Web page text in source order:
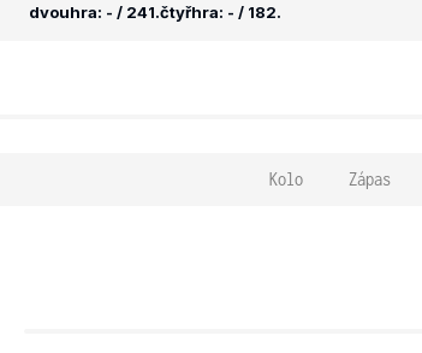
dvouhra: - / 241.čtyřhra: - / 182.
Kolo Zápas